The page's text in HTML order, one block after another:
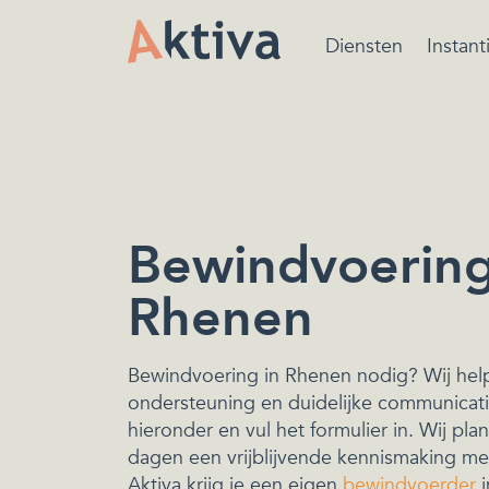
Diensten
Rhenen
Bewindvoering in Rhenen nodig? Wij
ondersteuning en duidelijke
hieronder en vul het formulier in. Wij
dagen een vrijblijvende kennismaking